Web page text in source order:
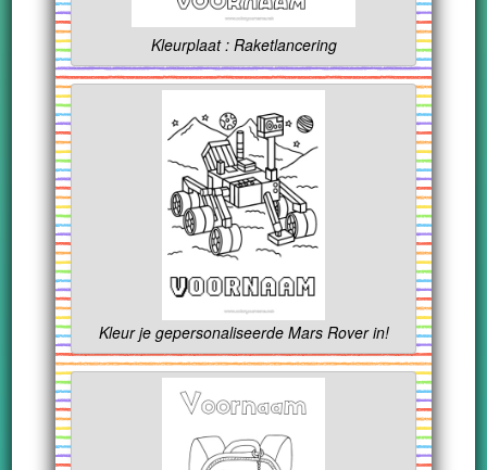
Kleurplaat : Raketlancering
Kleur je gepersonaliseerde Mars Rover in!